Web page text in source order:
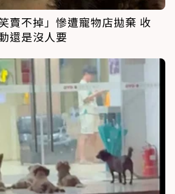
賣不掉」慘遭寵物店拋棄 收
還是沒人要